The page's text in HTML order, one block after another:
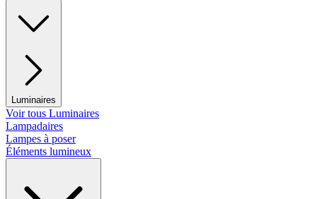
Luminaires
Voir tous Luminaires
Lampadaires
Lampes à poser
Éléments lumineux